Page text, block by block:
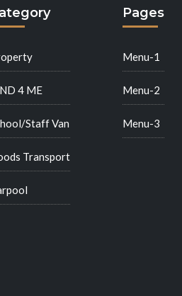
4 ME
Staff Van
Transport
Pages
Menu-1
Menu-2
Menu-3